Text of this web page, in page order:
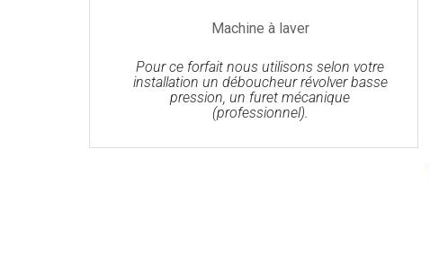
Machine à laver
Pour ce forfait nous utilisons selon votre
installation un déboucheur révolver basse
pression, un furet mécanique
(professionnel).